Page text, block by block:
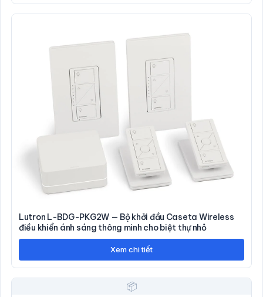
Lutron L-BDG-PKG2W — Bộ khởi đầu Caseta Wireless
điều khiển ánh sáng thông minh cho biệt thự nhỏ
Xem chi tiết
📦